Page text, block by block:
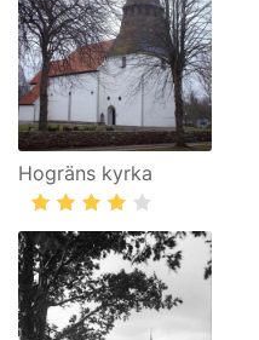
Hogräns kyrka